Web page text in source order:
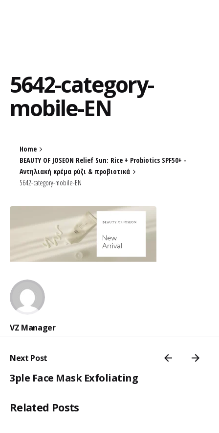
5642-category-
mobile-EN
Home
BEAUTY OF JOSEON Relief Sun: Rice + Probiotics SPF50+ -
Αντηλιακή κρέμα ρύζι & προβιοτικά
5642-category-mobile-EN
VZ Manager
Next Post
3ple Face Mask Exfoliating
Related Posts